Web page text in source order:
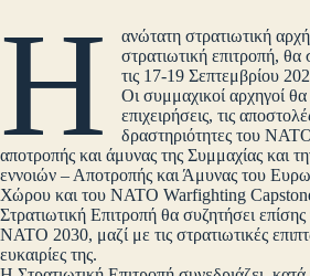
Η
ανώτατη στρατιωτική
στρατιωτική επιτροπή, θα
τις 17-19 Σεπτεμβρίου
Οι συμμαχικοί αρχηγοί θα
επιχειρήσεις, τις
δραστηριότητες του
αποτροπής και άμυνας της Συμμαχίας και
εννοιών – Αποτροπής και Άμυνας του
Χώρου και του ΝΑΤΟ Warfighting
Στρατιωτική Επιτροπή θα συζητήσει
ΝΑΤΟ 2030, μαζί με τις στρατιωτικές
ευκαιρίες της.